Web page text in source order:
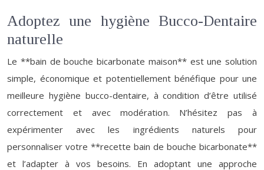
Adoptez une hygiène Bucco-Dentaire
naturelle
Le **bain de bouche bicarbonate maison** est une solution
simple, économique et potentiellement bénéfique pour une
meilleure hygiène bucco-dentaire, à condition d’être utilisé
correctement et avec modération. N’hésitez pas à
expérimenter avec les ingrédients naturels pour
personnaliser votre **recette bain de bouche bicarbonate**
et l’adapter à vos besoins. En adoptant une approche